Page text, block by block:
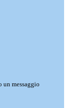
un messaggio